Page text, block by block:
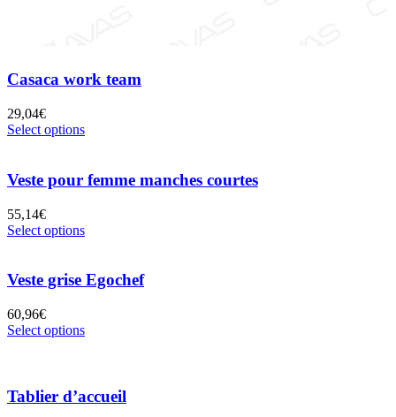
Casaca work team
29,04€
Select options
Veste pour femme manches courtes
55,14€
Select options
Veste grise Egochef
60,96€
Select options
Tablier d’accueil